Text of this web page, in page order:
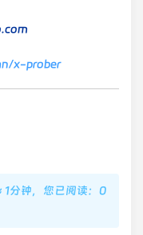
x-prober
1分钟，您已阅读：0